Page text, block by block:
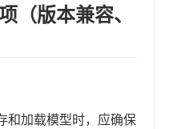
（版本兼容、
和加载模型时，应确保